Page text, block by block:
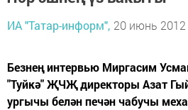
ИА "Татар-информ", 20 июнь 2012
Безнең интервью Миргасим
"Туйкә" ҖЧҖ директоры Азат
ургычы белән печән чабучы